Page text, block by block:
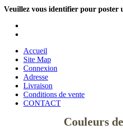
Veuillez vous identifier pour poster
Accueil
Site Map
Connexion
Adresse
Livraison
Conditions de vente
CONTACT
Couleurs